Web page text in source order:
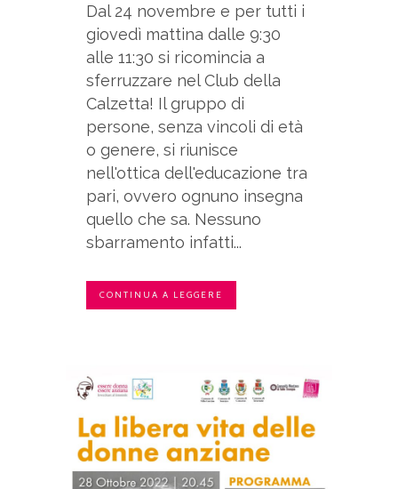
Dal 24 novembre e per tutti i
giovedì mattina dalle 9:30
alle 11:30 si ricomincia a
sferruzzare nel Club della
Calzetta! Il gruppo di
persone, senza vincoli di età
o genere, si riunisce
nell'ottica dell'educazione tra
pari, ovvero ognuno insegna
quello che sa. Nessuno
sbarramento infatti...
CONTINUA A LEGGERE